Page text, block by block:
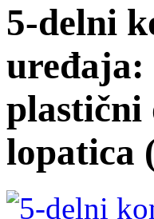
5-delni
uređaja:
plastični
lopatica